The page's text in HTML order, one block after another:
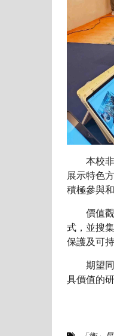
本校非
展示特色
積極參與
價值觀
式，並搜
保護及可持
期望同
具價值的